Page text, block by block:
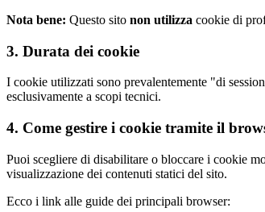
Nota bene: Questo sito non utilizza cookie di
3. Durata dei cookie
I cookie utilizzati sono prevalentemente "di
esclusivamente a scopi tecnici.
4. Come gestire i cookie tramite il
Puoi scegliere di disabilitare o bloccare i cookie
visualizzazione dei contenuti statici del sito.
Ecco i link alle guide dei principali browser: